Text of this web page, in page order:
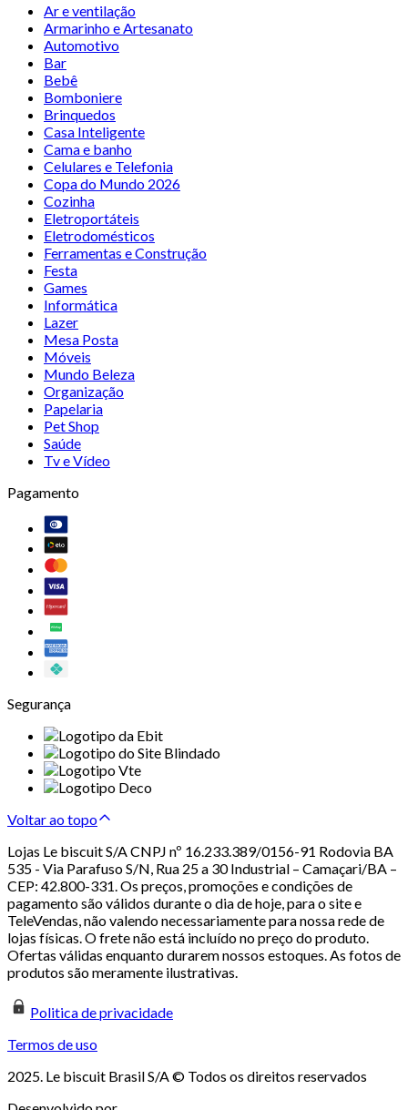
Ar e ventilação
Armarinho e Artesanato
Automotivo
Bar
Bebê
Bomboniere
Brinquedos
Casa Inteligente
Cama e banho
Celulares e Telefonia
Copa do Mundo 2026
Cozinha
Eletroportáteis
Eletrodomésticos
Ferramentas e Construção
Festa
Games
Informática
Lazer
Mesa Posta
Móveis
Mundo Beleza
Organização
Papelaria
Pet Shop
Saúde
Tv e Vídeo
Pagamento
Segurança
Voltar ao topo
Lojas Le biscuit S/A CNPJ nº 16.233.389/0156-91 Rodovia BA
535 - Via Parafuso S/N, Rua 25 a 30 Industrial – Camaçari/BA –
CEP: 42.800-331. Os preços, promoções e condições de
pagamento são válidos durante o dia de hoje, para o site e
TeleVendas, não valendo necessariamente para nossa rede de
lojas físicas. O frete não está incluído no preço do produto.
Ofertas válidas enquanto durarem nossos estoques. As fotos de
produtos são meramente ilustrativas.
Politica de privacidade
Termos de uso
2025. Le biscuit Brasil S/A © Todos os direitos reservados